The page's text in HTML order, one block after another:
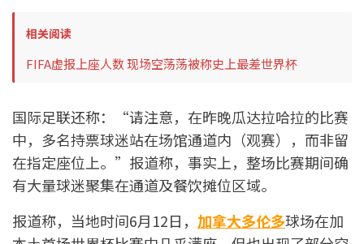
相关阅读
FIFA虚报上座人数 现场空荡荡被称史上最差世界杯
国际足联还称：“请注意，在昨晚瓜达拉哈拉的比赛
中，多名持票球迷站在场馆通道内（观赛），而非留
在指定座位上。”报道称，事实上，整场比赛期间确
有大量球迷聚集在通道及餐饮摊位区域。
报道称，当地时间6月12日， 加拿大多伦多球场在加